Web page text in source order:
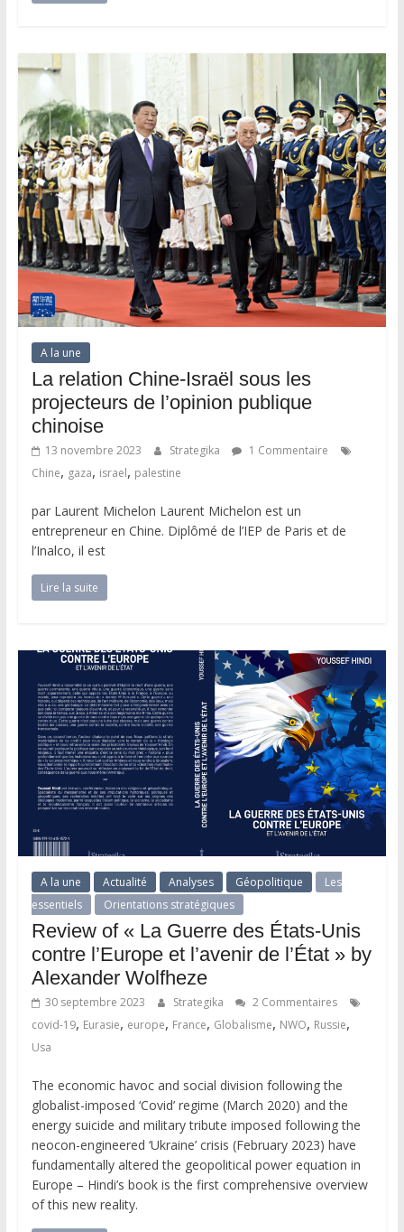
A la une
La relation Chine-Israël sous les
projecteurs de l’opinion publique
chinoise
13 novembre 2023 Strategika
1 Commentaire
Chine, gaza, israel, palestine
par Laurent Michelon Laurent Michelon est un
entrepreneur en Chine. Diplômé de l’IEP de Paris et de
l’Inalco, il est
Lire la suite
A la une Actualité Analyses Géopolitique
Les
essentiels
Orientations stratégiques
Review of « La Guerre des États-Unis
contre l’Europe et l’avenir de l’État » by
Alexander Wolfheze
30 septembre 2023 Strategika
2 Commentaires
covid-19, Eurasie, europe, France, Globalisme, NWO, Russie,
Usa
The economic havoc and social division following the
globalist-imposed ‘Covid’ regime (March 2020) and the
energy suicide and military tribute imposed following the
neocon-engineered ‘Ukraine’ crisis (February 2023) have
fundamentally altered the geopolitical power equation in
Europe – Hindi’s book is the first comprehensive overview
of this new reality.